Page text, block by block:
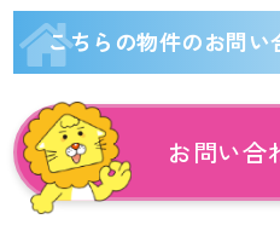
こちらの物件のお問い
お問い合